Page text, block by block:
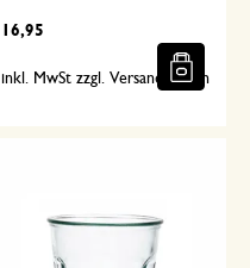
16,95
inkl. MwSt zzgl. Versandkosten